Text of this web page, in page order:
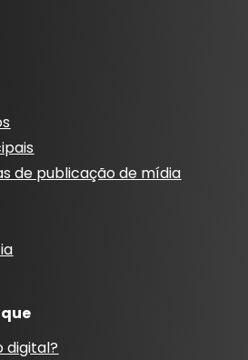
de publicação de mídia
digital?